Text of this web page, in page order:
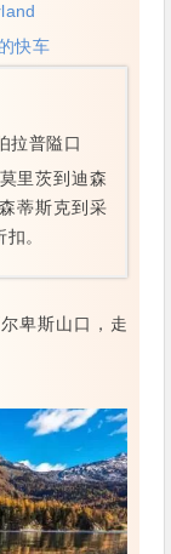
快车
拉普隘口
里茨到迪森
蒂斯克到采
。
卑斯山口，走